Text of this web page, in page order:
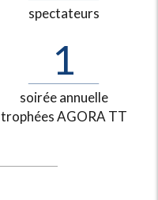
spectateurs
1
soirée annuelle
trophées AGORA TT